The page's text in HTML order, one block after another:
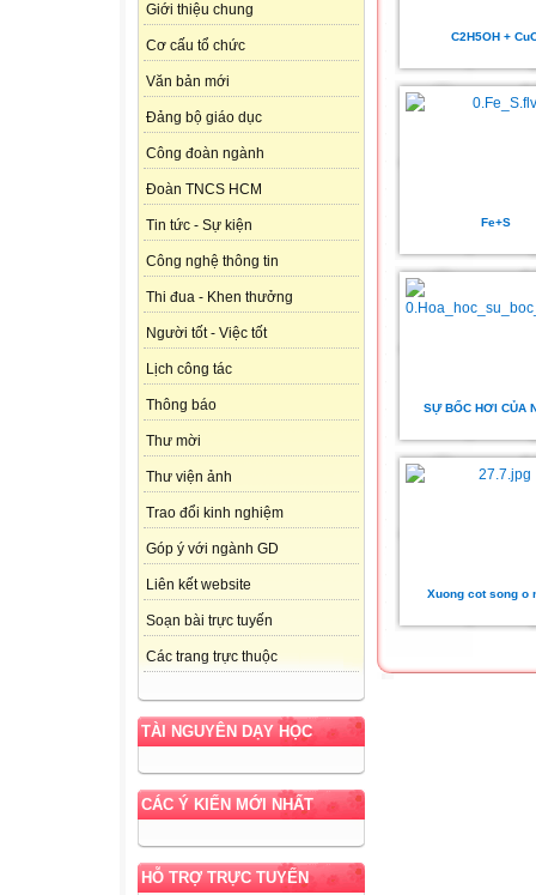
Giới thiệu chung
Cơ cấu tổ chức
Văn bản mới
Đảng bộ giáo dục
Công đoàn ngành
Đoàn TNCS HCM
Tin tức - Sự kiện
Công nghệ thông tin
Thi đua - Khen thưởng
Người tốt - Việc tốt
Lịch công tác
Thông báo
Thư mời
Thư viện ảnh
Trao đổi kinh nghiệm
Góp ý với ngành GD
Liên kết website
Soạn bài trực tuyến
Các trang trực thuộc
TÀI NGUYÊN DẠY HỌC
CÁC Ý KIẾN MỚI NHẤT
HỖ TRỢ TRỰC TUYẾN
C2H5OH +
Fe+S
SỰ BỐC HƠI CỦA
Xuong cot song o